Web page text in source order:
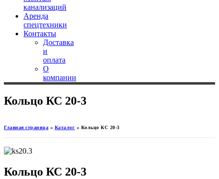
канализаций
Аренда
спецтехники
Контакты
Доставка
и
оплата
О
компании
Кольцо КС 20-3
Главная страница » Каталог » Кольцо КС 20-3
Кольцо КС 20-3